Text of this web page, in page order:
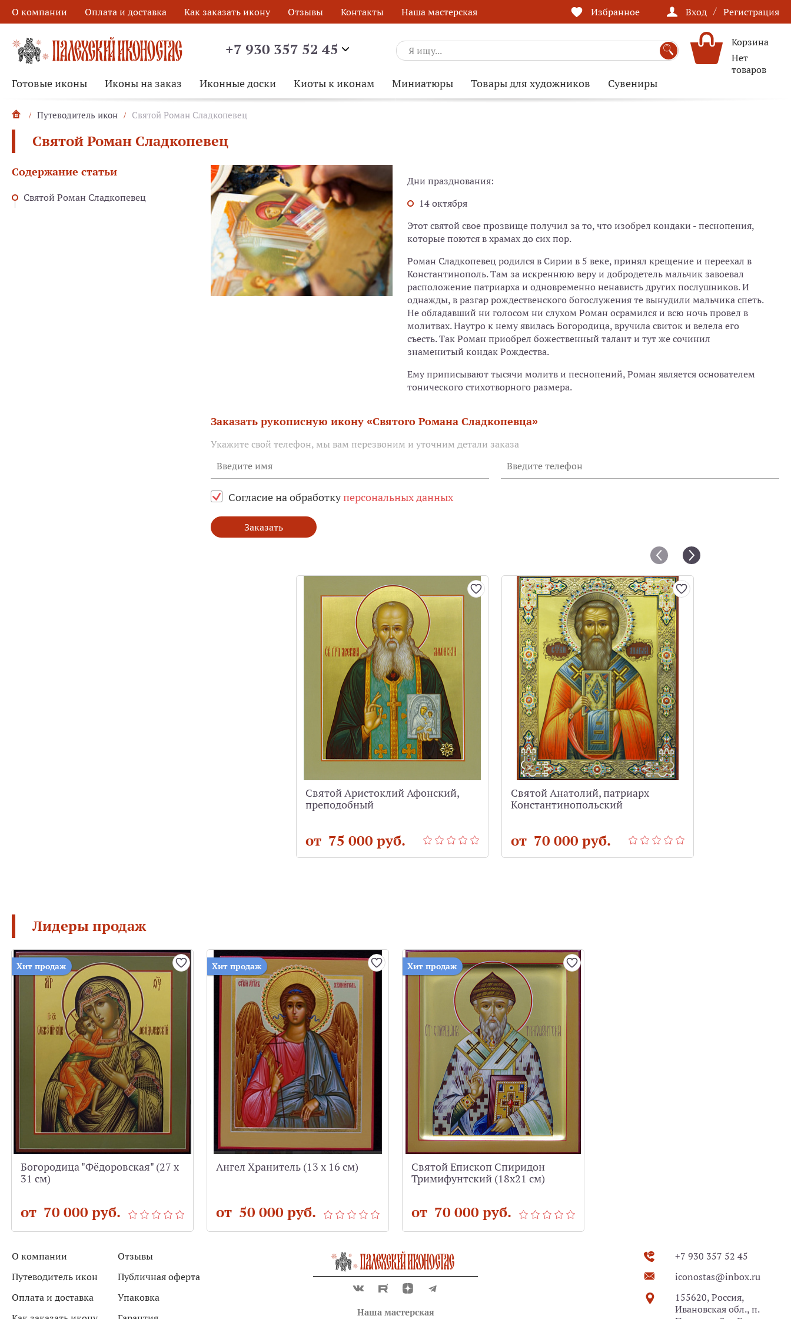
О компании Оплата и доставка Как заказать икону Отзывы Контакты Наша мастерская Избранное Вход / Регистрация
+7 930 357 52 45
ОБРАТНЫЙ ЗВОНОК
Корзина
Нет
товаров
Готовые иконы Иконы на заказ Иконные доски Киоты к иконам Миниатюры Товары для художников Сувениры
Путеводитель икон Святой Роман Сладкопевец
Святой Роман Сладкопевец
Содержание статьи
Святой Роман Сладкопевец
Дни празднования:
14 октября
Этот святой свое прозвище получил за то, что изобрел кондаки - песнопения,
которые поются в храмах до сих пор.
Роман Сладкопевец родился в Сирии в 5 веке, принял крещение и переехал в
Константинополь. Там за искреннюю веру и добродетель мальчик завоевал
расположение патриарха и одновременно ненависть других послушников. И
однажды, в разгар рождественского богослужения те вынудили мальчика спеть.
Не обладавший ни голосом ни слухом Роман осрамился и всю ночь провел в
молитвах. Наутро к нему явилась Богородица, вручила свиток и велела его
съесть. Так Роман приобрел божественный талант и тут же сочинил
знаменитый кондак Рождества.
Ему приписывают тысячи молитв и песнопений, Роман является основателем
тонического стихотворного размера.
Заказать рукописную икону «Святого Романа Сладкопевца»
Укажите свой телефон, мы вам перезвоним и уточним детали заказа
Согласие на обработкуперсональных данных
Заказать
Святой Аристоклий Афонский,
преподобный
от 75 000 руб.
Святой Анатолий, патриарх
Константинопольский
от 70 000 руб.
Лидеры продаж
Хит продаж
Богородица "Фёдоровская" (27 х
31 см)
от 70 000 руб.
Хит продаж
Ангел Хранитель (13 х 16 см)
от 50 000 руб.
Хит продаж
Святой Епископ Спиридон
Тримифунтский (18x21 см)
от 70 000 руб.
О компании
Путеводитель икон
Оплата и доставка
Отзывы
Публичная оферта
Упаковка
Наша мастерская
+7 930 357 52 45
iconostas@inbox.ru
155620, Россия,
Ивановская обл., п.